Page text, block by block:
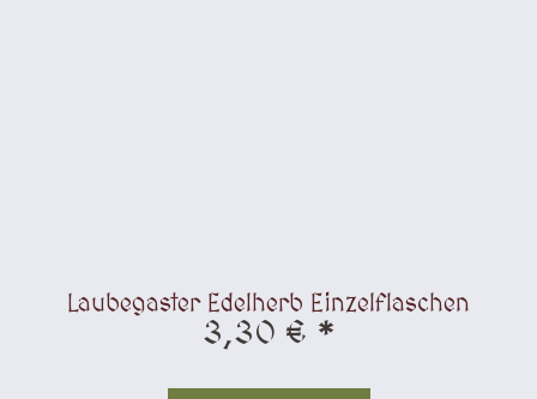
Laubegaster Edelherb Einzelflaschen
3,30 € *